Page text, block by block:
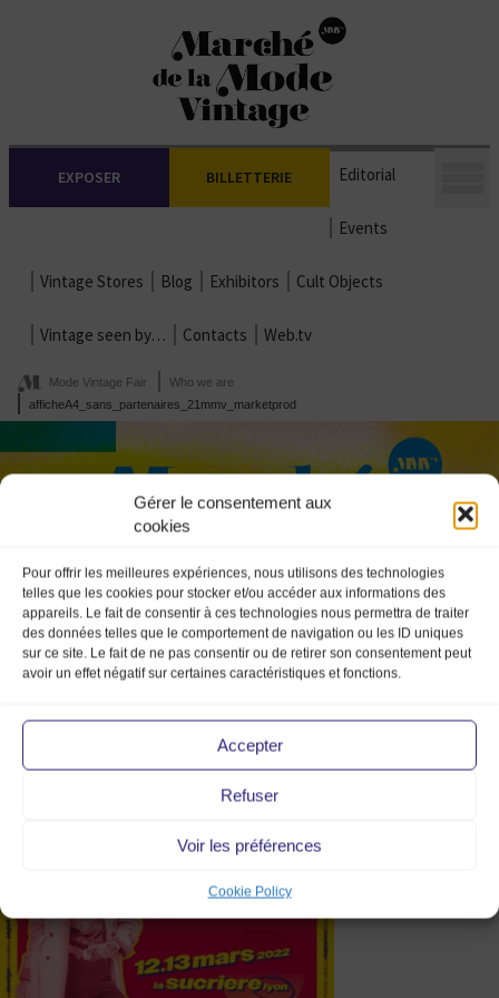
Gérer le consentement aux
cookies
Pour offrir les meilleures expériences, nous utilisons des technologies
telles que les cookies pour stocker et/ou accéder aux informations des
appareils. Le fait de consentir à ces technologies nous permettra de traiter
des données telles que le comportement de navigation ou les ID uniques
sur ce site. Le fait de ne pas consentir ou de retirer son consentement peut
avoir un effet négatif sur certaines caractéristiques et fonctions.
Accepter
Refuser
Voir les préférences
Cookie Policy
EXPOSER BILLETTERIE Editorial
Events
Vintage Stores Blog Exhibitors Cult Objects
Vintage seen by… Contacts Web.tv
Mode Vintage Fair
Who we are
afficheA4_sans_partenaires_21mmv_marketprod